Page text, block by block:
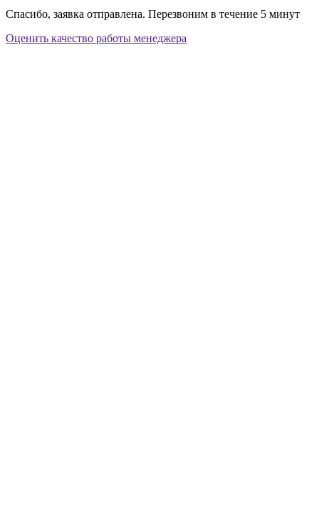
Спасибо, заявка отправлена. Перезвоним в течение 5 минут
Оценить качество работы менеджера